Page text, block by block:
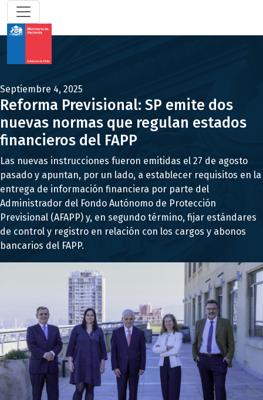
Septiembre 4, 2025
Reforma Previsional: SP emite dos
nuevas normas que regulan estados
financieros del FAPP
Las nuevas instrucciones fueron emitidas el 27 de agosto
pasado y apuntan, por un lado, a establecer requisitos en la
entrega de información financiera por parte del
Administrador del Fondo Autónomo de Protección
Previsional (AFAPP) y, en segundo término, fijar estándares
de control y registro en relación con los cargos y abonos
bancarios del FAPP.